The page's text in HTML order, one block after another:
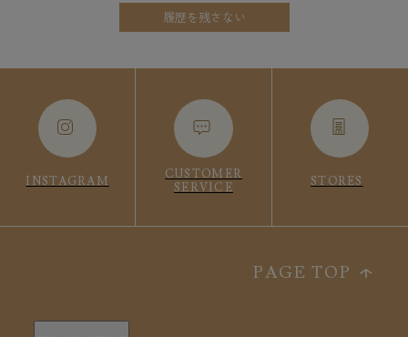
履歴を残さない
INSTAGRAM
CUSTOMER
SERVICE
STORES
PAGE TOP